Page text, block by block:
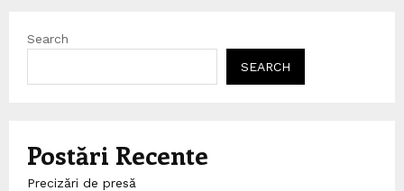
Search
SEARCH
Postări Recente
Precizări de presă